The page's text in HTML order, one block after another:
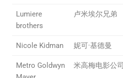
Lumiere
brothers
卢米埃尔兄弟
Nicole Kidman 妮可·基德曼
Metro Goldwyn
米高梅电影公司